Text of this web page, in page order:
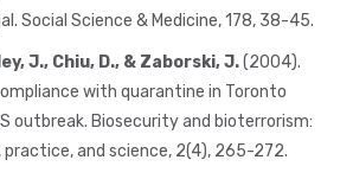
Social Science & Medicine, 178, 38-45.
J., Chiu, D., & Zaborski, J.(2004).
with quarantine in Toronto
outbreak. Biosecurity and bioterrorism:
and science, 2(4), 265-272.